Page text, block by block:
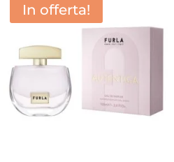
In offerta!